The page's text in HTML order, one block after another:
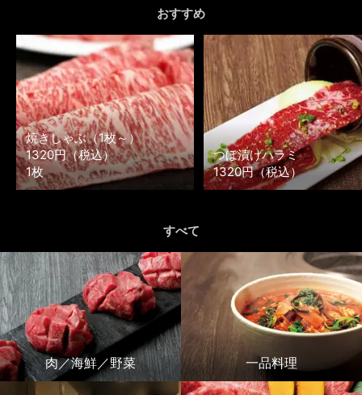
おすすめ
焼きしゃぶ（1枚～）
1320円（税込）
1枚
つぼ漬けハラミ
1320円（税込）
すべて
肉／海鮮／野菜 一品料理